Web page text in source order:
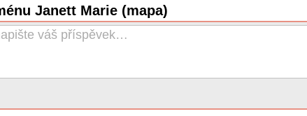
Janett Marie (mapa)